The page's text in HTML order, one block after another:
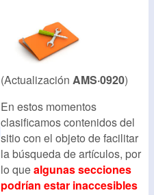
(Actualización AMS·0920)
En estos momentos
clasificamos contenidos del
sitio con el objeto de facilitar
la búsqueda de artículos, por
lo quealgunas secciones
podrían estar inaccesibles